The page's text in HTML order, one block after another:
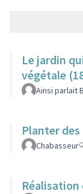
Le jardin
végétale
Ainsi parlait
Planter
Chabasseur